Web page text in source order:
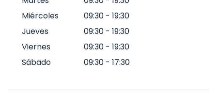
Miércoles
09:30 - 19:30
Jueves
09:30 - 19:30
Viernes
09:30 - 19:30
Sábado
09:30 - 17:30